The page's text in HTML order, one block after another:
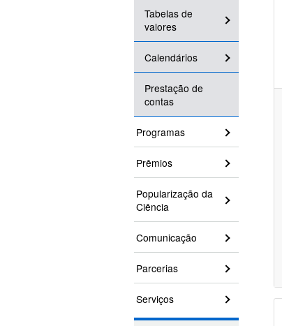
Tabelas de
valores
Calendários
Prestação de
contas
Programas
Prêmios
Popularização da
Ciência
Comunicação
Parcerias
Serviços